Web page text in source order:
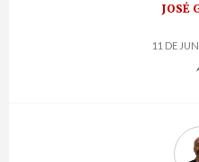
JOSÉ
11 DE